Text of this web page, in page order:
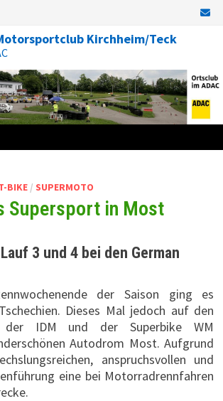
Kirchheim/Teck
BIKE/ SUPERMOTO
Supersport in Most
3 und 4 bei den German
der Saison ging es
Dieses Mal jedoch auf den
der IDM und der Superbike WM
Autodrom Most. Aufgrund
anspruchsvollen und
eine bei Motorradrennfahren